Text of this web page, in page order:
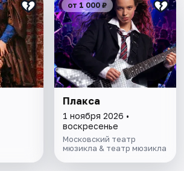
от 1 000 ₽
Плакса
1 ноября 2026 •
воскресенье
Московский театр
мюзикла & театр мюзикла